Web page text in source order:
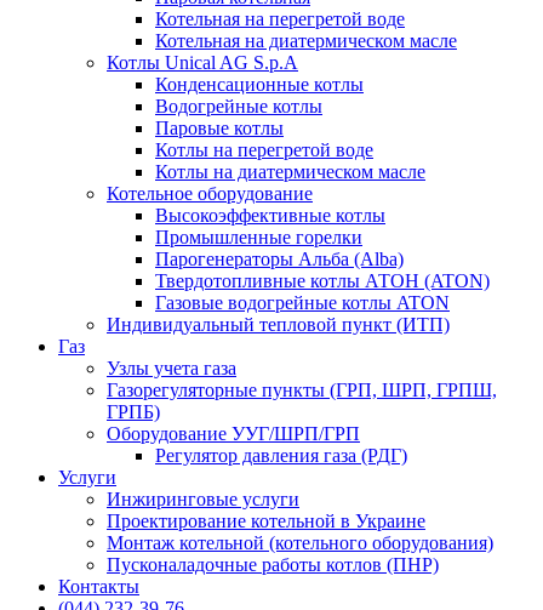
Котельная на перегретой воде
Котельная на диатермическом масле
Котлы Unical AG S.p.A
Конденсационные котлы
Водогрейные котлы
Паровые котлы
Котлы на перегретой воде
Котлы на диатермическом масле
Котельное оборудование
Высокоэффективные котлы
Промышленные горелки
Парогенераторы Альба (Alba)
Твердотопливные котлы АТОН (ATON)
Газовые водогрейные котлы ATON
Индивидуальный тепловой пункт (ИТП)
Газ
Узлы учета газа
Газорегуляторные пункты (ГРП, ШРП, ГРПШ,
ГРПБ)
Оборудование УУГ/ШРП/ГРП
Регулятор давления газа (РДГ)
Услуги
Инжиринговые услуги
Проектирование котельной в Украине
Монтаж котельной (котельного оборудования)
Пусконаладочные работы котлов (ПНР)
Контакты